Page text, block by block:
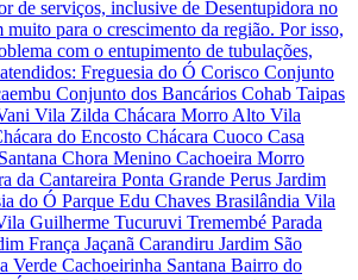
de serviços, inclusive de Desentupidora no
para o crescimento da região. Por isso,
com o entupimento de tubulações,
Freguesia do Ó Corisco Conjunto
Conjunto dos Bancários Cohab Taipas
Vila Zilda Chácara Morro Alto Vila
do Encosto Chácara Cuoco Casa
Chora Menino Cachoeira Morro
da Cantareira Ponta Grande Perus Jardim
do Ó Parque Edu Chaves Brasilândia Vila
Guilherme Tucuruvi Tremembé Parada
França Jaçanã Carandiru Jardim São
Verde Cachoeirinha Santana Bairro do